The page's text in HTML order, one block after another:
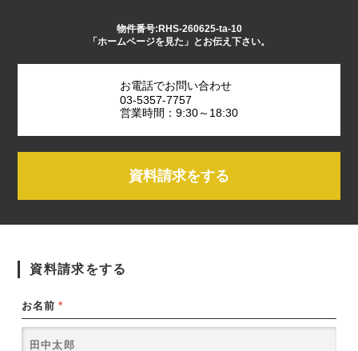
物件番号:RHS-260625-ta-10
「ホームページを見た」とお伝え下さい。
お電話でお問い合わせ
03-5357-7757
営業時間：9:30～18:30
資料請求をする
資料請求をする
お名前 *